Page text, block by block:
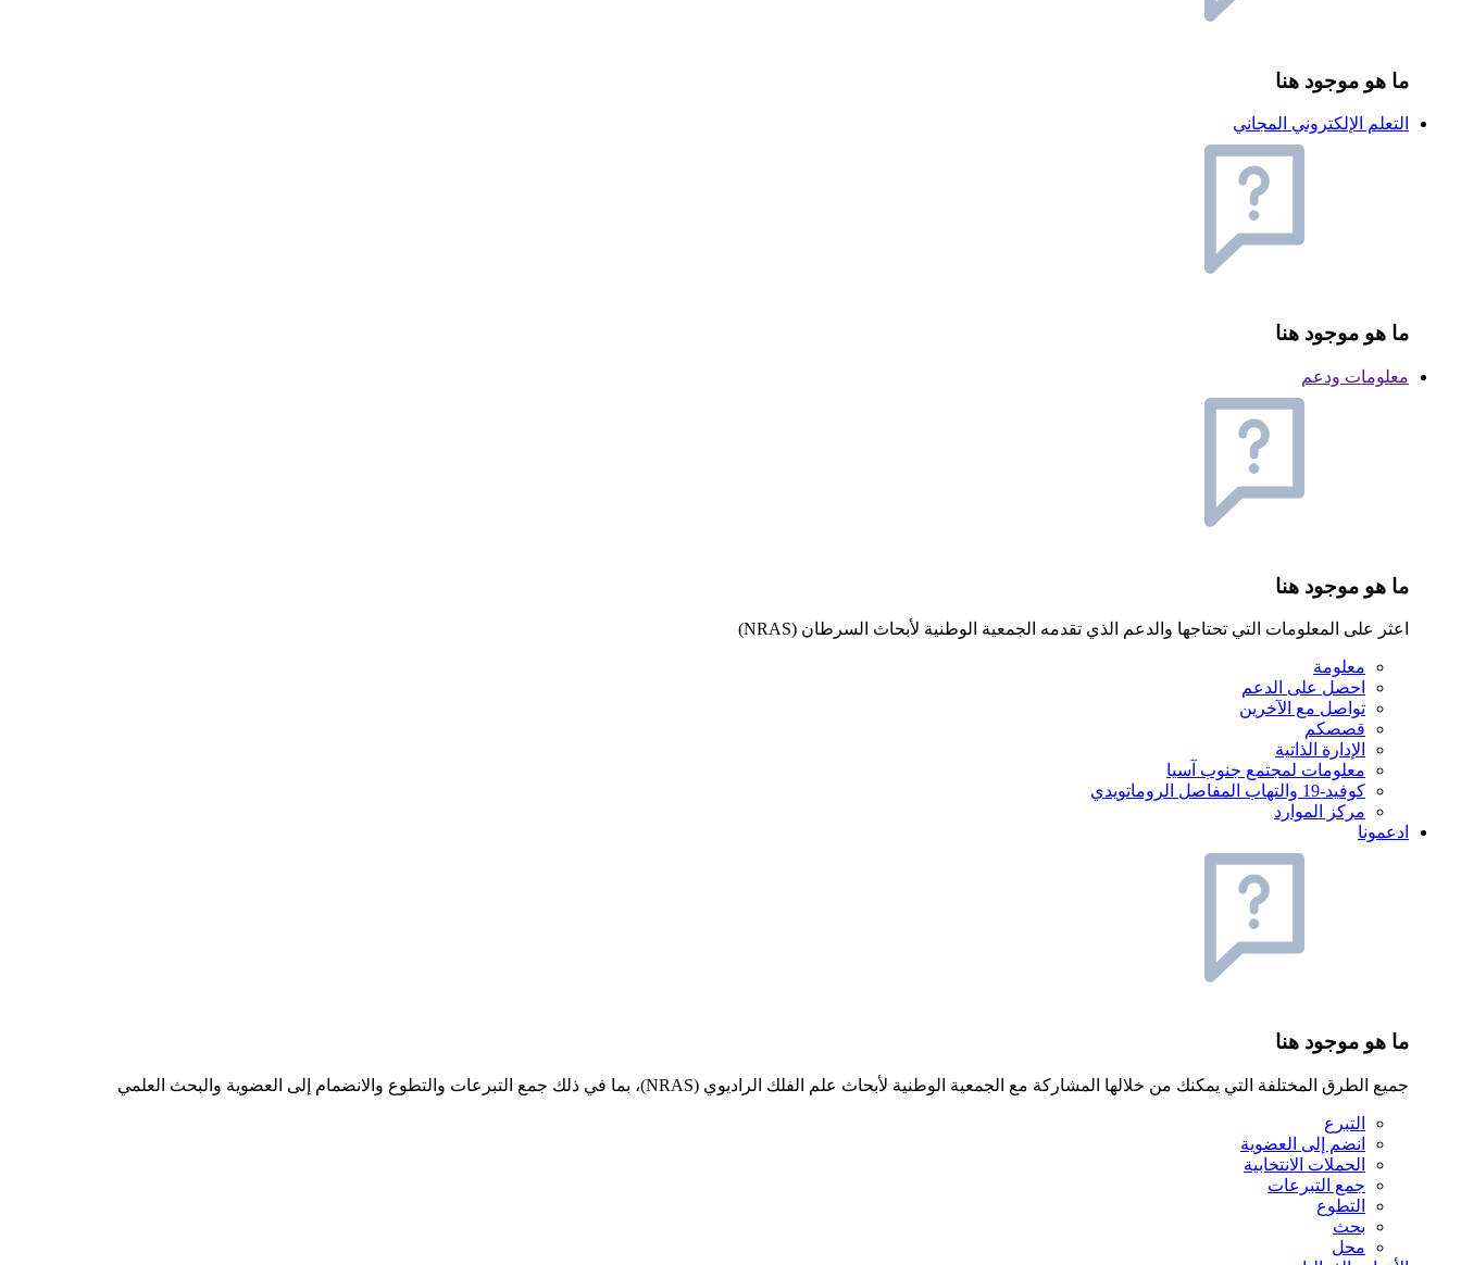
ما هو موجود هنا
التعلم الإلكتروني المجاني
ما هو موجود هنا
معلومات ودعم
ما هو موجود هنا
اعثر على المعلومات التي تحتاجها والدعم الذي تقدمه الجمعية الوطنية لأبحاث السرطان (NRAS)
معلومة
احصل على الدعم
تواصل مع الآخرين
قصصكم
الإدارة الذاتية
معلومات لمجتمع جنوب آسيا
كوفيد-19 والتهاب المفاصل الروماتويدي
مركز الموارد
ادعمونا
ما هو موجود هنا
جميع الطرق المختلفة التي يمكنك من خلالها المشاركة مع الجمعية الوطنية لأبحاث علم الفلك الراديوي (NRAS)، بما في ذلك جمع التبرعات والتطوع والانضمام إلى العضوية والبحث العلمي
التبرع
انضم إلى العضوية
الحملات الانتخابية
جمع التبرعات
التطوع
بحث
محل